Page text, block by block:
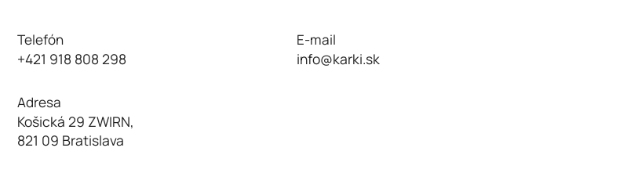
Telefón
+421 918 808 298
E-mail
info@karki.sk
Adresa
Košická 29 ZWIRN,
821 09 Bratislava